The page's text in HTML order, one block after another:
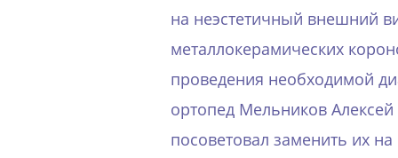
на неэстетичный внешний
металлокерамических
проведения необходимой
ортопед Мельников
посоветовал заменить их